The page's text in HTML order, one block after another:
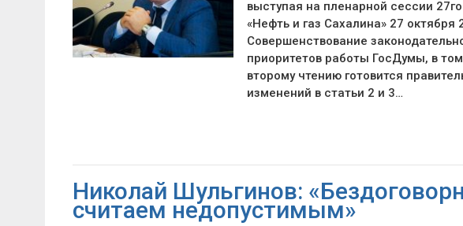
выступая на пленарной сессии
«Нефть и газ Сахалина» 27
Совершенствование
приоритетов работы ГосДумы, в
второму чтению готовится
изменений в статьи 2 и 3…
Николай Шульгинов:
считаем недопустимым»